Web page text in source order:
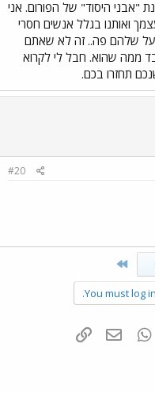
"אבני היסוד" של הפורום. אני
ואותנו בגלל אנשים חסרי
שלהם פה.. זה לא שאתם
ממה שהוא. חבל לי לקרוא
תחזרו בכם.
#20
You must log
WhatsAppדואר אלקטרוני